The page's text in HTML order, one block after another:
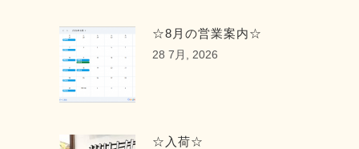
☆8月の営業案内☆
28 7月, 2026
☆入荷☆